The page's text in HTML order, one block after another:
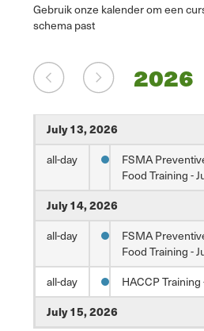
Gebruik onze kalender om een
schema past
2026
July 13, 2026
all-day
FSMA
Food Training -
July 14, 2026
all-day
FSMA
Food Training -
all-day
HACCP
July 15, 2026